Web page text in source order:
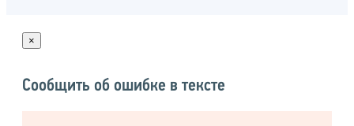
×
Сообщить об ошибке в тексте